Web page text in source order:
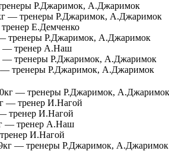
Р.Джаримок, А.Джаримок
— тренеры Р.Джаримок, А.Джаримок
Е.Демченко
тренеры Р.Джаримок, А.Джаримок
— тренер А.Наш
— тренеры Р.Джаримок, А.Джаримок
— тренеры Р.Джаримок, А.Джаримок
— тренеры Р.Джаримок, А.Джаримок
— тренер И.Нагой
тренер И.Нагой
— тренер А.Наш
И.Нагой
— тренеры Р.Джаримок, А.Джаримок